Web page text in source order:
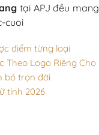
tại APJ đều
cuoi
điểm từng loại
Theo Logo Riêng
bó trọn đời
tính 2026